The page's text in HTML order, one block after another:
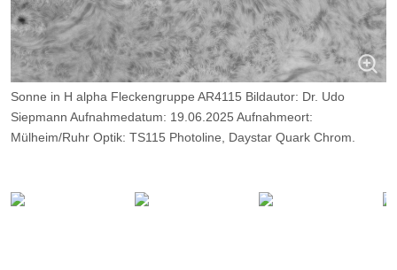
Sonne in H alpha Fleckengruppe AR4115 Bildautor: Dr. Udo
Siepmann Aufnahmedatum: 19.06.2025 Aufnahmeort:
Mülheim/Ruhr Optik: TS115 Photoline, Daystar Quark Chrom.